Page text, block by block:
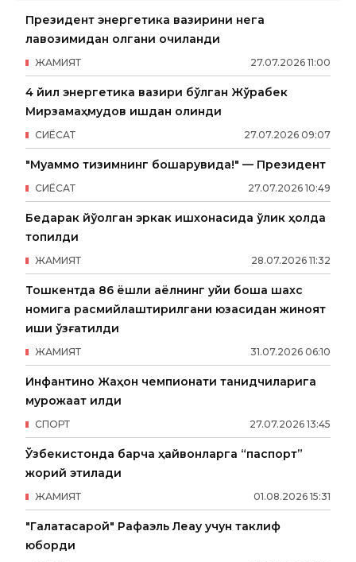
Президент энергетика вазирини нега
лавозимидан олгани очиқланди
27.07.2026 11:00
ЖАМИЯТ
4 йил энергетика вазири бўлган Жўрабек
Мирзамаҳмудов ишдан олинди
27.07.2026 09:07
СИËСАТ
"Муаммо тизимнинг бошқарувида!" — Президент
27.07.2026 10:49
СИËСАТ
Бедарак йўқолган эркак ишхонасида ўлик ҳолда
топилди
28.07.2026 11:32
ЖАМИЯТ
Тошкентда 86 ёшли аёлнинг уйи бошқа шахс
номига расмийлаштирилгани юзасидан жиноят
иши қўзғатилди
31.07.2026 06:10
ЖАМИЯТ
Инфантино Жаҳон чемпионати танқидчиларига
мурожаат қилди
27.07.2026 13:45
СПОРТ
Ўзбекистонда барча ҳайвонларга “паспорт”
жорий этилади
01.08.2026 15:31
ЖАМИЯТ
"Галатасарой" Рафаэль Леау учун таклиф
юборди